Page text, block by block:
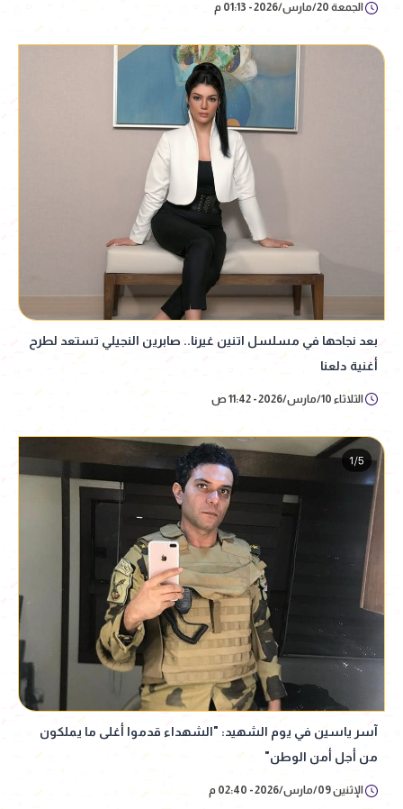
الجمعة 20/مارس/2026 - 01:13 م
بعد نجاحها في مسلسل اتنين غيرنا.. صابرين النجيلي تستعد لطرح
أغنية دلعنا
الثلاثاء 10/مارس/2026 - 11:42 ص
آسر ياسين في يوم الشهيد: "الشهداء قدموا أغلى ما يملكون
من أجل أمن الوطن"
الإثنين 09/مارس/2026 - 02:40 م